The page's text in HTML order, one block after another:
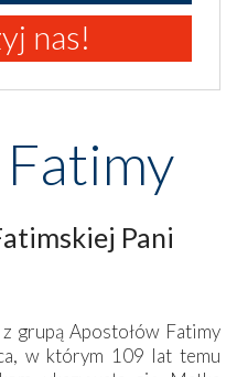
nas!
Pani
grupą Apostołów Fatimy
w którym 109 lat temu